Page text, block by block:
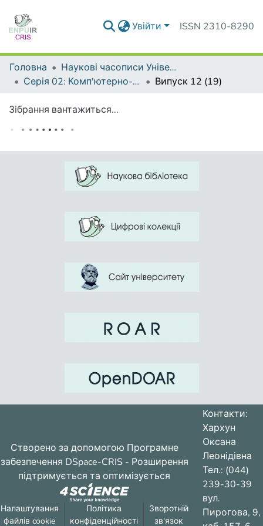
Увійти ISSN 2310-8290
Головна
Наукові часописи Університету
Серія 02: Комп'ютерно-орієнтовані системи навчання
Випуск 12 (19)
Зібрання вантажиться...
Створено за допомогою Програмне
забезпечення DSpace-CRIS - Розширення
підтримується та оптимізується
Налаштування
файлів cookie
Політика
конфіденційності
Зворотній
зв'язок
Контакти:
Хархун
Оксана
Леонідівна
Тел.: (044)
239-30-39
вул.
Пирогова, 9,